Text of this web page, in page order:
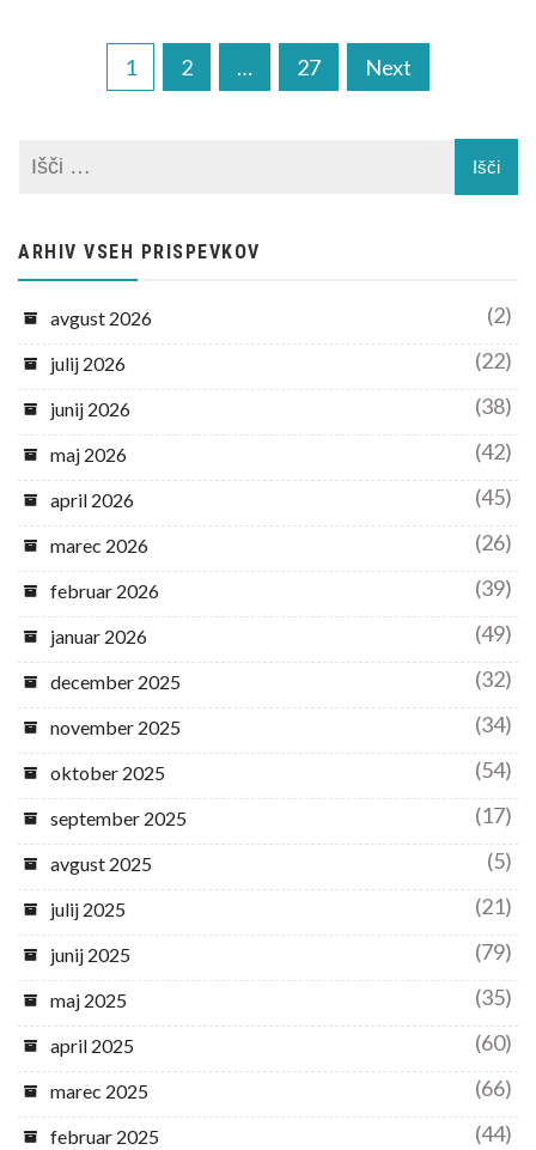
Navigacija
1 2 … 27 Next
ARHIV VSEH PRISPEVKOV
avgust 2026 (2)
julij 2026 (22)
junij 2026 (38)
maj 2026 (42)
april 2026 (45)
marec 2026 (26)
februar 2026 (39)
januar 2026 (49)
december 2025 (32)
november 2025 (34)
oktober 2025 (54)
september 2025 (17)
avgust 2025 (5)
julij 2025 (21)
junij 2025 (79)
maj 2025 (35)
april 2025 (60)
marec 2025 (66)
februar 2025 (44)